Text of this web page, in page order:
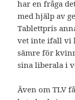
har en fråga
med hjälp av
Tablettpris
vet inte ifall vi
sämre för
sina liberala i
Även om TLV